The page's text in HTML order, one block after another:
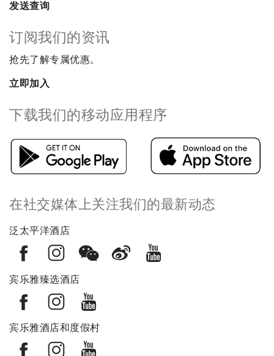
发送查询
订阅我们的资讯
抢先了解专属优惠。
立即加入
下载我们的移动应用程序
在社交媒体上关注我们的最新动态
泛太平洋酒店
宾乐雅臻选酒店
宾乐雅酒店和度假村